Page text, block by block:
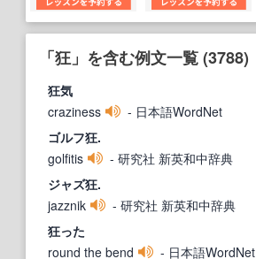
「狂」を含む例文一覧 (3788)
狂気
craziness
- 日本語WordNet
ゴルフ狂.
golfitis
- 研究社 新英和中辞典
ジャズ狂.
jazznik
- 研究社 新英和中辞典
狂った
round the bend
- 日本語WordNet